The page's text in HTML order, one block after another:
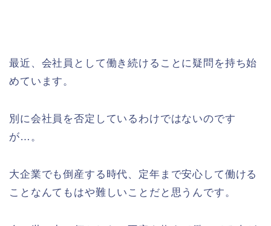
最近、会社員として働き続けることに疑問を持ち始
めています。
別に会社員を否定しているわけではないのです
が…。
大企業でも倒産する時代、定年まで安心して働ける
ことなんてもはや難しいことだと思うんです。